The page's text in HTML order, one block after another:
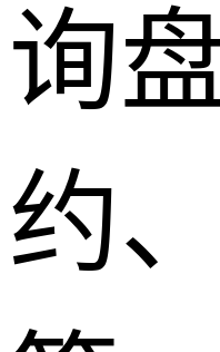
询
约